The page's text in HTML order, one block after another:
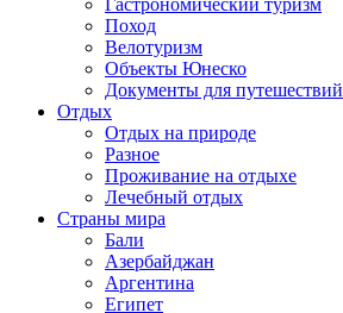
Гастрономический туризм
Поход
Велотуризм
Объекты Юнеско
Документы для путешествий
Отдых
Отдых на природе
Разное
Проживание на отдыхе
Лечебный отдых
Страны мира
Бали
Азербайджан
Аргентина
Египет